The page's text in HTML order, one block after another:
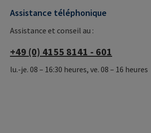
Assistance téléphonique
Assistance et conseil au :
+49 (0) 4155 8141 - 601
lu.-je. 08 – 16:30 heures, ve. 08 – 16 heures